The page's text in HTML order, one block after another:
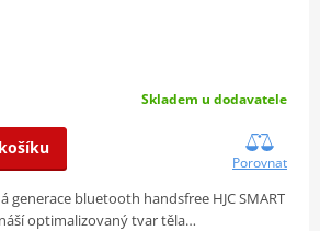
Skladem u dodavatele
Porovnat
generace bluetooth handsfree HJC SMART
optimalizovaný tvar těla…